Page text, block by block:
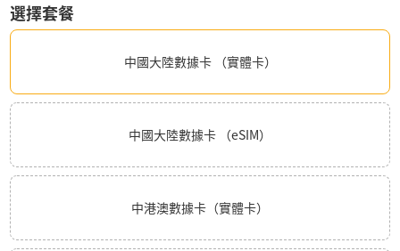
選擇套餐
中國大陸數據卡 （實體卡）
中國大陸數據卡 （eSIM）
中港澳數據卡（實體卡）